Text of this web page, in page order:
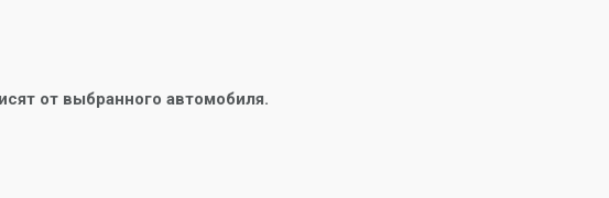
от выбранного автомобиля.